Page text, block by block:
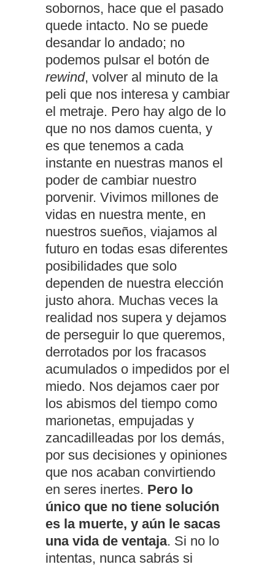
sobornos, hace que el pasado
quede intacto. No se puede
desandar lo andado; no
podemos pulsar el botón de
rewind, volver al minuto de la
peli que nos interesa y cambiar
el metraje. Pero hay algo de lo
que no nos damos cuenta, y
es que tenemos a cada
instante en nuestras manos el
poder de cambiar nuestro
porvenir. Vivimos millones de
vidas en nuestra mente, en
nuestros sueños, viajamos al
futuro en todas esas diferentes
posibilidades que solo
dependen de nuestra elección
justo ahora. Muchas veces la
realidad nos supera y dejamos
de perseguir lo que queremos,
derrotados por los fracasos
acumulados o impedidos por el
miedo. Nos dejamos caer por
los abismos del tiempo como
marionetas, empujadas y
zancadilleadas por los demás,
por sus decisiones y opiniones
que nos acaban convirtiendo
en seres inertes. Pero lo
único que no tiene solución
es la muerte, y aún le sacas
una vida de ventaja. Si no lo
intentas, nunca sabrás si